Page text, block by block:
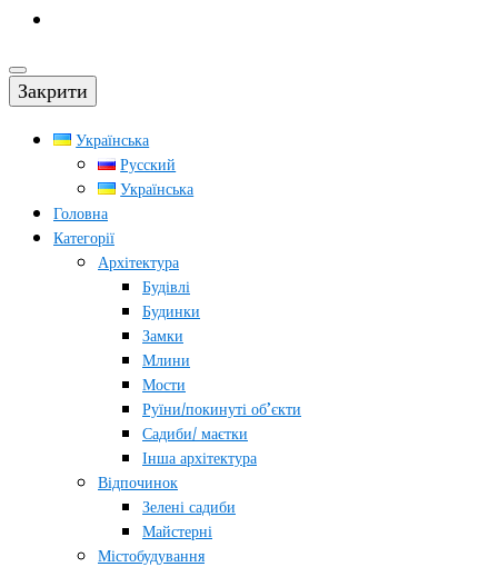
Закрити
Українська
Русский
Українська
Головна
Категорії
Архітектура
Будівлі
Будинки
Замки
Млини
Мости
Руїни/покинуті об’єкти
Садиби/ маєтки
Інша архітектура
Відпочинок
Зелені садиби
Майстерні
Містобудування